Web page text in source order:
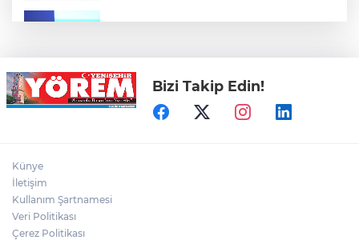
Bursa'nın Temmuz ayı ihracatı 3 milyar
914 milyon dolara ulaştı
Bizi Takip Edin!
Künye
İletişim
Kullanım Şartnamesi
Veri Politikası
Çerez Politikası